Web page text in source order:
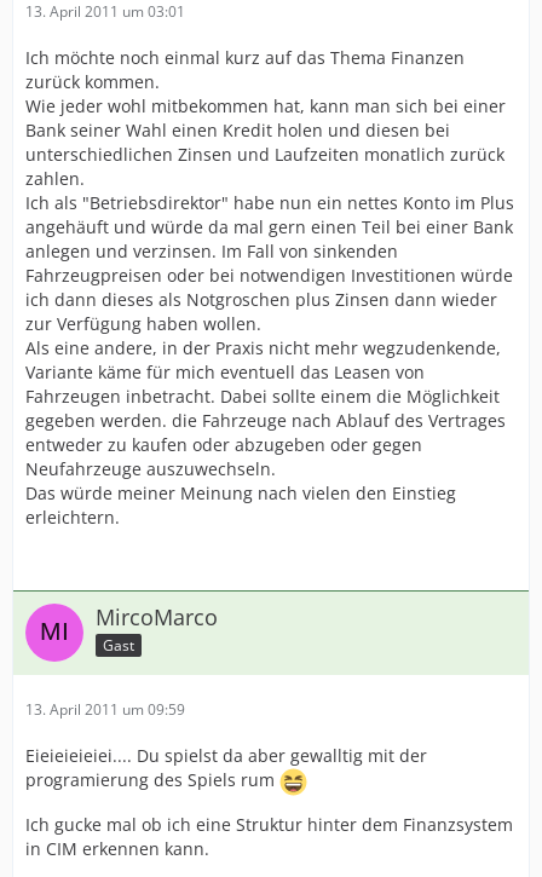
13. April 2011 um 03:01
Ich möchte noch einmal kurz auf das Thema Finanzen
zurück kommen.
Wie jeder wohl mitbekommen hat, kann man sich bei einer
Bank seiner Wahl einen Kredit holen und diesen bei
unterschiedlichen Zinsen und Laufzeiten monatlich zurück
zahlen.
Ich als "Betriebsdirektor" habe nun ein nettes Konto im Plus
angehäuft und würde da mal gern einen Teil bei einer Bank
anlegen und verzinsen. Im Fall von sinkenden
Fahrzeugpreisen oder bei notwendigen Investitionen würde
ich dann dieses als Notgroschen plus Zinsen dann wieder
zur Verfügung haben wollen.
Als eine andere, in der Praxis nicht mehr wegzudenkende,
Variante käme für mich eventuell das Leasen von
Fahrzeugen inbetracht. Dabei sollte einem die Möglichkeit
gegeben werden. die Fahrzeuge nach Ablauf des Vertrages
entweder zu kaufen oder abzugeben oder gegen
Neufahrzeuge auszuwechseln.
Das würde meiner Meinung nach vielen den Einstieg
erleichtern.
MircoMarco
Gast
13. April 2011 um 09:59
Eieieieieiei.... Du spielst da aber gewalltig mit der
programierung des Spiels rum
Ich gucke mal ob ich eine Struktur hinter dem Finanzsystem
in CIM erkennen kann.